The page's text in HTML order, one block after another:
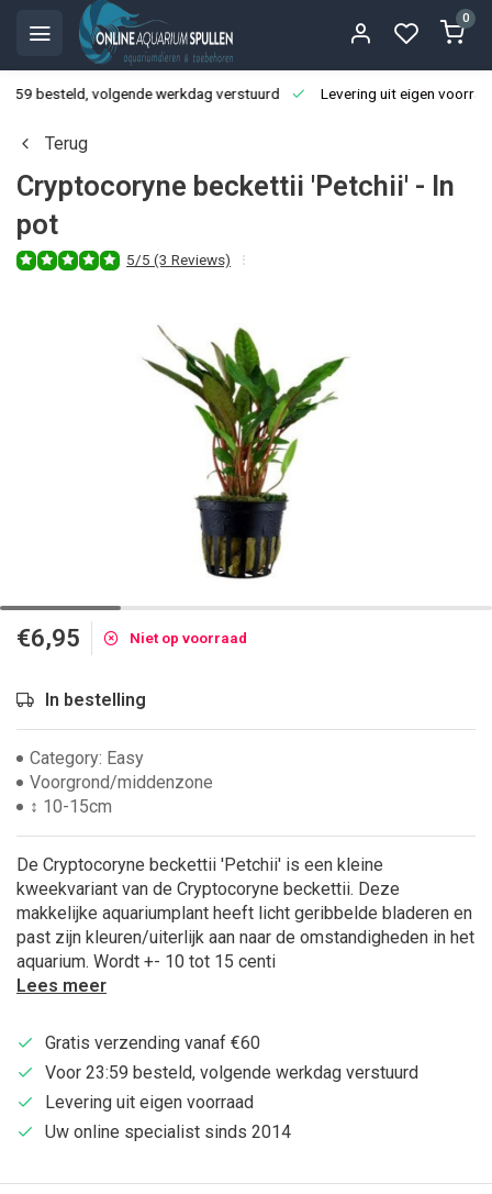
0
besteld, volgende werkdag verstuurd Levering uit eigen
Terug
Cryptocoryne beckettii 'Petchii' - In
pot
5/5 (3 Reviews)
€6,95 Niet op voorraad
In bestelling
Category: Easy
Voorgrond/middenzone
↕ 10-15cm
De Cryptocoryne beckettii 'Petchii' is een kleine
kweekvariant van de Cryptocoryne beckettii. Deze
makkelijke aquariumplant heeft licht geribbelde bladeren en
past zijn kleuren/uiterlijk aan naar de omstandigheden in het
aquarium. Wordt +- 10 tot 15 centi
Lees meer
Gratis verzending vanaf €60
Voor 23:59 besteld, volgende werkdag verstuurd
Levering uit eigen voorraad
Uw online specialist sinds 2014